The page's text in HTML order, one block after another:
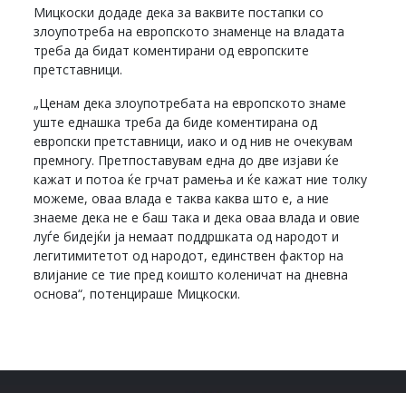
Мицкоски додаде дека за ваквите постапки со
злоупотреба на европското знаменце на владата
треба да бидат коментирани од европските
претставници.
„Ценам дека злоупотребата на европското знаме
уште еднашка треба да биде коментирана од
европски претставници, иако и од нив не очекувам
премногу. Претпоставувам една до две изјави ќе
кажат и потоа ќе грчат рамења и ќе кажат ние толку
можеме, оваа влада е таква каква што е, а ние
знаеме дека не е баш така и дека оваа влада и овие
луѓе бидејќи ја немаат поддршката од народот и
легитимитетот од народот, единствен фактор на
влијание се тие пред коишто коленичат на дневна
основа“, потенцираше Мицкоски.